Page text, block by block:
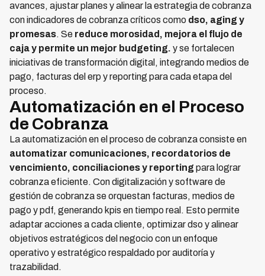
avances, ajustar planes y alinear la estrategia de cobranza
con indicadores de cobranza críticos como dso, aging y
promesas. Se reduce morosidad, mejora el flujo de
caja y permite un mejor budgeting. y se fortalecen
iniciativas de transformación digital, integrando medios de
pago, facturas del erp y reporting para cada etapa del
proceso.
Automatización en el Proceso
de Cobranza
La automatización en el proceso de cobranza consiste en
automatizar comunicaciones, recordatorios de
vencimiento, conciliaciones y reportingpara lograr
cobranza eficiente. Con digitalización y software de
gestión de cobranza se orquestan facturas, medios de
pago y pdf, generando kpis en tiempo real. Esto permite
adaptar acciones a cada cliente, optimizar dso y alinear
objetivos estratégicos del negocio con un enfoque
operativo y estratégico respaldado por auditoría y
trazabilidad.